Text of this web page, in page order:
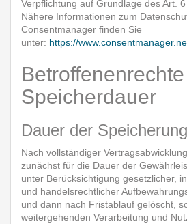
Verpflichtung auf Grundlage des Art. 6
Nähere Informationen zum
Consentmanager finden Sie
unter: https://
Speicherdauer
Dauer der Speicherung
Nach vollständiger
zunächst für die Dauer der
unter Berücksichtigung gesetzlicher,
und handelsrechtlicher
und dann nach Fristablauf gelöscht,
weitergehenden Verarbeitung und